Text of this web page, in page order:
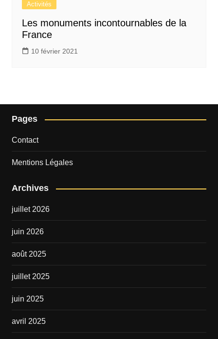
Activités
Les monuments incontournables de la
France
10 février 2021
Pages
Contact
Mentions Légales
Archives
juillet 2026
juin 2026
août 2025
juillet 2025
juin 2025
avril 2025